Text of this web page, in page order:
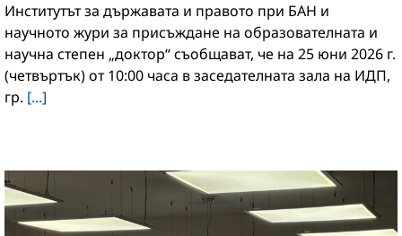
Институтът за държавата и правото при БАН и
научното жури за присъждане на образователната и
научна степен „доктор“ съобщават, че на 25 юни 2026 г.
(четвъртък) от 10:00 часа в заседателната зала на ИДП,
гр. [...]